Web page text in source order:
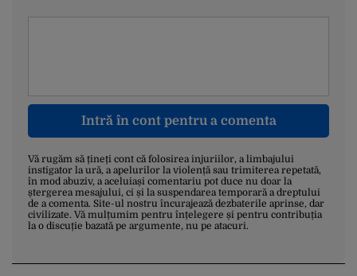
Intră în cont pentru a comenta
Vă rugăm să țineți cont că folosirea injuriilor, a limbajului
instigator la ură, a apelurilor la violență sau trimiterea repetată,
în mod abuziv, a aceluiași comentariu pot duce nu doar la
ștergerea mesajului, ci și la suspendarea temporară a dreptului
de a comenta. Site-ul nostru încurajează dezbaterile aprinse, dar
civilizate. Vă mulțumim pentru înțelegere și pentru contribuția
la o discuție bazată pe argumente, nu pe atacuri.